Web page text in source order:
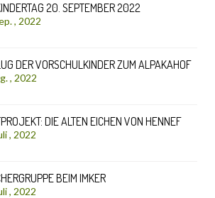
20. SEPTEMBER 2022
, 2022
DER VORSCHULKINDER ZUM ALPAKAHOF
, 2022
DIE ALTEN EICHEN VON HENNEF
, 2022
BEIM IMKER
, 2022